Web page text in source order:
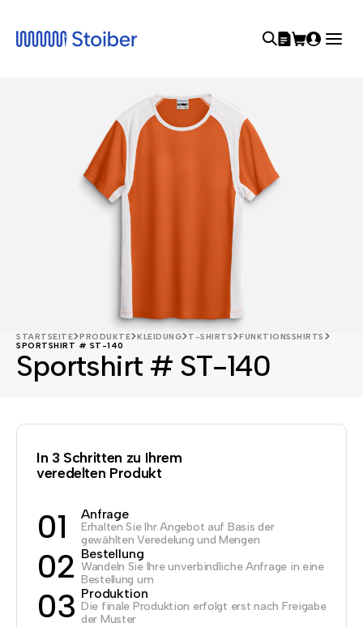
STARTSEITE PRODUKTE KLEIDUNG T-SHIRTS
FUNKTIONSSHIRTS
SPORTSHIRT # ST-140
Sportshirt # ST-140
In 3 Schritten zu Ihrem
veredelten Produkt
01 Anfrage
Erhalten Sie Ihr Angebot auf Basis der
gewählten Veredelung und Mengen
02 Bestellung
Wandeln Sie Ihre unverbindliche Anfrage in eine
Bestellung um
03 Produktion
Die finale Produktion erfolgt erst nach Freigabe
der Muster